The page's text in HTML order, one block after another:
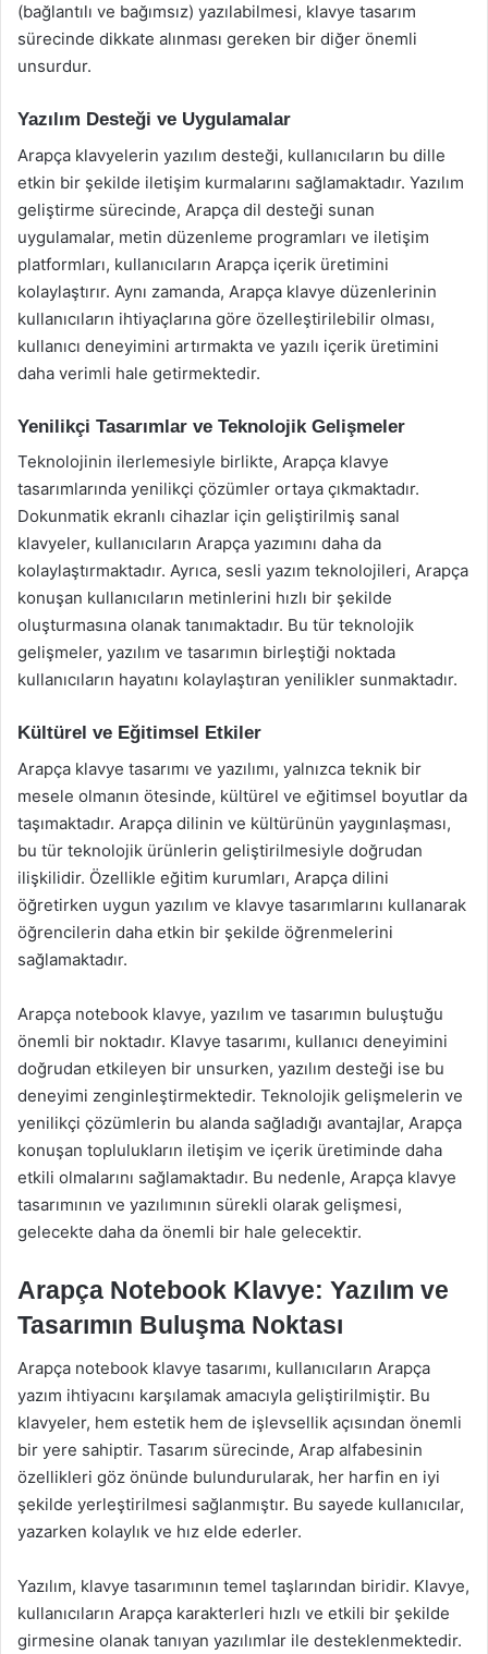
(bağlantılı ve bağımsız) yazılabilmesi, klavye tasarım
sürecinde dikkate alınması gereken bir diğer önemli
unsurdur.
Yazılım Desteği ve Uygulamalar
Arapça klavyelerin yazılım desteği, kullanıcıların bu dille
etkin bir şekilde iletişim kurmalarını sağlamaktadır. Yazılım
geliştirme sürecinde, Arapça dil desteği sunan
uygulamalar, metin düzenleme programları ve iletişim
platformları, kullanıcıların Arapça içerik üretimini
kolaylaştırır. Aynı zamanda, Arapça klavye düzenlerinin
kullanıcıların ihtiyaçlarına göre özelleştirilebilir olması,
kullanıcı deneyimini artırmakta ve yazılı içerik üretimini
daha verimli hale getirmektedir.
Yenilikçi Tasarımlar ve Teknolojik Gelişmeler
Teknolojinin ilerlemesiyle birlikte, Arapça klavye
tasarımlarında yenilikçi çözümler ortaya çıkmaktadır.
Dokunmatik ekranlı cihazlar için geliştirilmiş sanal
klavyeler, kullanıcıların Arapça yazımını daha da
kolaylaştırmaktadır. Ayrıca, sesli yazım teknolojileri, Arapça
konuşan kullanıcıların metinlerini hızlı bir şekilde
oluşturmasına olanak tanımaktadır. Bu tür teknolojik
gelişmeler, yazılım ve tasarımın birleştiği noktada
kullanıcıların hayatını kolaylaştıran yenilikler sunmaktadır.
Kültürel ve Eğitimsel Etkiler
Arapça klavye tasarımı ve yazılımı, yalnızca teknik bir
mesele olmanın ötesinde, kültürel ve eğitimsel boyutlar da
taşımaktadır. Arapça dilinin ve kültürünün yaygınlaşması,
bu tür teknolojik ürünlerin geliştirilmesiyle doğrudan
ilişkilidir. Özellikle eğitim kurumları, Arapça dilini
öğretirken uygun yazılım ve klavye tasarımlarını kullanarak
öğrencilerin daha etkin bir şekilde öğrenmelerini
sağlamaktadır.
Arapça notebook klavye, yazılım ve tasarımın buluştuğu
önemli bir noktadır. Klavye tasarımı, kullanıcı deneyimini
doğrudan etkileyen bir unsurken, yazılım desteği ise bu
deneyimi zenginleştirmektedir. Teknolojik gelişmelerin ve
yenilikçi çözümlerin bu alanda sağladığı avantajlar, Arapça
konuşan toplulukların iletişim ve içerik üretiminde daha
etkili olmalarını sağlamaktadır. Bu nedenle, Arapça klavye
tasarımının ve yazılımının sürekli olarak gelişmesi,
gelecekte daha da önemli bir hale gelecektir.
Arapça Notebook Klavye: Yazılım ve
Tasarımın Buluşma Noktası
Arapça notebook klavye tasarımı, kullanıcıların Arapça
yazım ihtiyacını karşılamak amacıyla geliştirilmiştir. Bu
klavyeler, hem estetik hem de işlevsellik açısından önemli
bir yere sahiptir. Tasarım sürecinde, Arap alfabesinin
özellikleri göz önünde bulundurularak, her harfin en iyi
şekilde yerleştirilmesi sağlanmıştır. Bu sayede kullanıcılar,
yazarken kolaylık ve hız elde ederler.
Yazılım, klavye tasarımının temel taşlarından biridir. Klavye,
kullanıcıların Arapça karakterleri hızlı ve etkili bir şekilde
girmesine olanak tanıyan yazılımlar ile desteklenmektedir.